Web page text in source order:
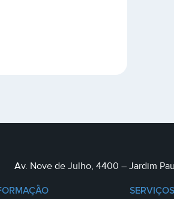
Av. Nove de Julho, 4400 – Jardim
SERVIÇOS